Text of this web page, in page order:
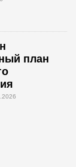
план